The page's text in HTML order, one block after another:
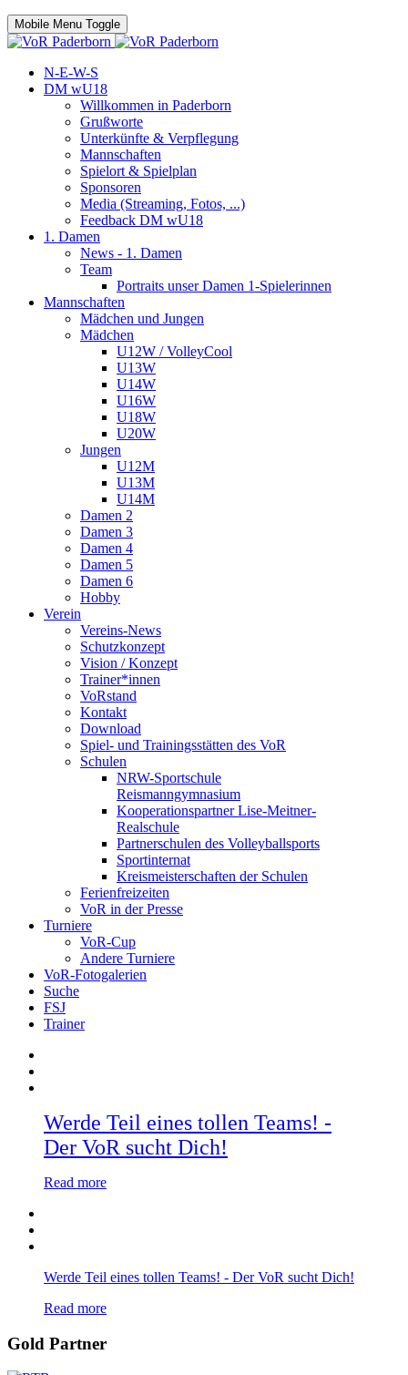
Mobile Menu Toggle
N-E-W-S
DM wU18
Willkommen in Paderborn
Grußworte
Unterkünfte & Verpflegung
Mannschaften
Spielort & Spielplan
Sponsoren
Media (Streaming, Fotos, ...)
Feedback DM wU18
1. Damen
News - 1. Damen
Team
Portraits unser Damen 1-Spielerinnen
Mannschaften
Mädchen und Jungen
Mädchen
U12W / VolleyCool
U13W
U14W
U16W
U18W
U20W
Jungen
U12M
U13M
U14M
Damen 2
Damen 3
Damen 4
Damen 5
Damen 6
Hobby
Verein
Vereins-News
Schutzkonzept
Vision / Konzept
Trainer*innen
VoRstand
Kontakt
Download
Spiel- und Trainingsstätten des VoR
Schulen
NRW-Sportschule
Reismanngymnasium
Kooperationspartner Lise-Meitner-
Realschule
Partnerschulen des Volleyballsports
Sportinternat
Kreismeisterschaften der Schulen
Ferienfreizeiten
VoR in der Presse
Turniere
VoR-Cup
Andere Turniere
VoR-Fotogalerien
Suche
FSJ
Trainer
Werde Teil eines tollen Teams! -
Der VoR sucht Dich!
Read more
Werde Teil eines tollen Teams! - Der VoR sucht Dich!
Read more
Gold Partner